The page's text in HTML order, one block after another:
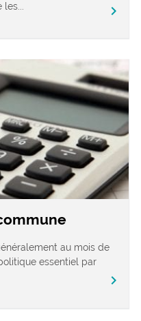
chevron_right
au mois de
essentiel par
chevron_right